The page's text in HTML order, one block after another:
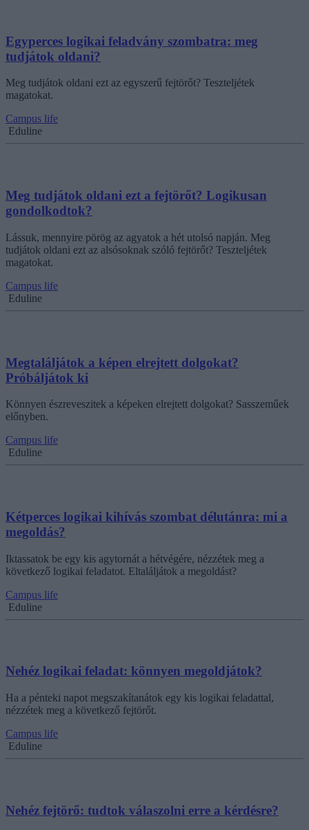
Egyperces logikai feladvány szombatra: meg
tudjátok oldani?
Meg tudjátok oldani ezt az egyszerű fejtörőt? Teszteljétek
magatokat.
Campus life
Eduline
Meg tudjátok oldani ezt a fejtörőt? Logikusan
gondolkodtok?
Lássuk, mennyire pörög az agyatok a hét utolsó napján. Meg
tudjátok oldani ezt az alsósoknak szóló fejtörőt? Teszteljétek
magatokat.
Campus life
Eduline
Megtaláljátok a képen elrejtett dolgokat?
Próbáljátok ki
Könnyen észreveszitek a képeken elrejtett dolgokat? Sasszeműek
előnyben.
Campus life
Eduline
Kétperces logikai kihívás szombat délutánra: mi a
megoldás?
Iktassatok be egy kis agytornát a hétvégére, nézzétek meg a
következő logikai feladatot. Eltaláljátok a megoldást?
Campus life
Eduline
Nehéz logikai feladat: könnyen megoldjátok?
Ha a pénteki napot megszakítanátok egy kis logikai feladattal,
nézzétek meg a következő fejtörőt.
Campus life
Eduline
Nehéz fejtörő: tudtok válaszolni erre a kérdésre?